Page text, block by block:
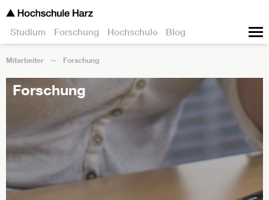
Studium Forschung Hochschule Blog
Mitarbeiter Forschung
Forschung